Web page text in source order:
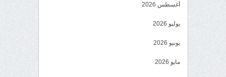
أغسطس 2026
يوليو 2026
يونيو 2026
مايو 2026